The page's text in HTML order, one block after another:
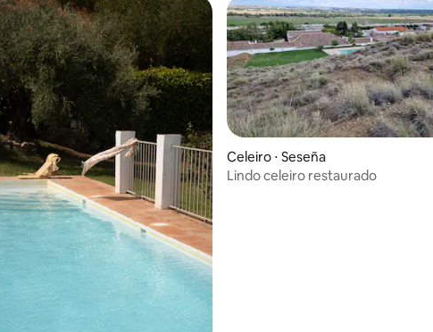
média de 5, 3 avaliações
Celeiro ⋅ Seseña
Lindo celeiro restaurado